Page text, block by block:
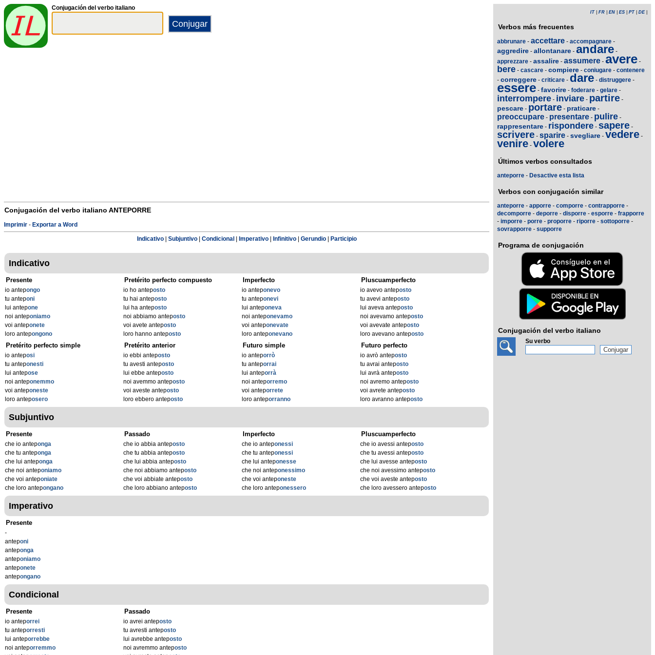
Conjugación del verbo italiano
Conjugación del verbo italiano ANTEPORRE
Imprimir - Exportar a Word
Indicativo| Subjuntivo| Condicional Imperativo| Infinitivo| Gerundio| Participio
Indicativo
Presente
io antepongo
tu anteponi
lui antepone
noi anteponiamo
voi anteponete
loro antepongono
Pretérito perfecto compuesto
io ho anteposto
tu hai anteposto
lui ha anteposto
noi abbiamo anteposto
voi avete anteposto
loro hanno anteposto
Imperfecto
io anteponevo
tu anteponevi
lui anteponeva
noi anteponevamo
voi anteponevate
loro anteponevano
Pluscuamperfecto
io avevo anteposto
tu avevi anteposto
lui aveva anteposto
noi avevamo anteposto
voi avevate anteposto
loro avevano anteposto
Pretérito perfecto simple
io anteposi
tu anteponesti
lui antepose
noi anteponemmo
voi anteponeste
loro anteposero
Pretérito anterior
io ebbi anteposto
tu avesti anteposto
lui ebbe anteposto
noi avemmo anteposto
voi aveste anteposto
loro ebbero anteposto
Futuro simple
io anteporrò
tu anteporrai
lui anteporrà
noi anteporremo
voi anteporrete
loro anteporranno
Futuro perfecto
io avrò anteposto
tu avrai anteposto
lui avrà anteposto
noi avremo anteposto
voi avrete anteposto
loro avranno anteposto
Subjuntivo
Presente
che io anteponga
che tu anteponga
che lui anteponga
che noi anteponiamo
che voi anteponiate
che loro antepongano
Passado
che io abbia anteposto
che tu abbia anteposto
che lui abbia anteposto
che noi abbiamo anteposto
che voi abbiate anteposto
che loro abbiano anteposto
Imperfecto
che io anteponessi
che tu anteponessi
che lui anteponesse
che noi anteponessimo
che voi anteponeste
che loro anteponessero
Pluscuamperfecto
che io avessi anteposto
che tu avessi anteposto
che lui avesse anteposto
che noi avessimo anteposto
che voi aveste anteposto
che loro avessero anteposto
Imperativo
Presente
-
anteponi
anteponga
anteponiamo
anteponete
antepongano
Condicional
Presente
io anteporrei
tu anteporresti
lui anteporrebbe
noi anteporremmo
Passado
io avrei anteposto
tu avresti anteposto
lui avrebbe anteposto
noi avremmo anteposto
IT FR EN ES PT DE|
Verbos más frecuentes
abbrunare - accettare - accompagnare -
aggredire - allontanare - andare -
apprezzare - assalire - assumere - avere -
bere - cascare - compiere - coniugare - contenere
- correggere - criticare - dare - distruggere -
essere - favorire - foderare - gelare -
interrompere - inviare - partire -
pescare - portare - praticare -
preoccupare - presentare - pulire -
rappresentare - rispondere - sapere -
scrivere - sparire - svegliare - vedere -
venire - volere
Últimos verbos consultados
anteporre - Desactive esta lista
Verbos con conjugación similar
anteporre - apporre - comporre - contrapporre -
decomporre - deporre - disporre - esporre - frapporre
- imporre - porre - proporre - riporre - sottoporre -
sovrapporre - supporre
Programa de conjugación
Conjugación del verbo italiano
Su verbo